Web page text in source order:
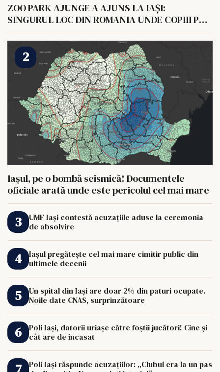
ZOO PARK AJUNGE A AJUNS LA IAȘI:
SINGURUL LOC DIN ROMANIA UNDE COPIII POT
HRANI UN ELEFANT
Iașul, pe o bombă seismică! Documentele
oficiale arată unde este pericolul cel mai mare
UMF Iași contestă acuzațiile aduse la ceremonia
de absolvire
Iașul pregătește cel mai mare cimitir public din
ultimele decenii
Un spital din Iași are doar 2% din paturi ocupate.
Noile date CNAS, surprinzătoare
Poli Iași, datorii uriașe către foștii jucători! Cine și
cât are de încasat
Poli Iași răspunde acuzațiilor: „Clubul era la un pas